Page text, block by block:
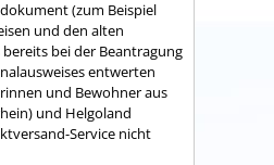
(zum Beispiel
und den alten
bereits bei der Beantragung
entwerten
und Bewohner aus
und Helgoland
Service nicht